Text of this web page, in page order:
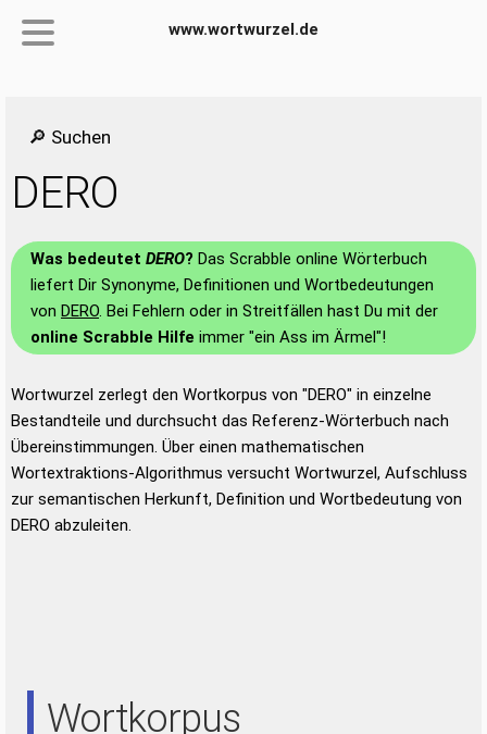
www.wortwurzel.de
🔎 Suchen
DERO
Was bedeutet DERO? Das Scrabble online Wörterbuch
liefert Dir Synonyme, Definitionen und Wortbedeutungen
von DERO. Bei Fehlern oder in Streitfällen hast Du mit der
online Scrabble Hilfe immer "ein Ass im Ärmel"!
Wortwurzel zerlegt den Wortkorpus von "DERO" in einzelne
Bestandteile und durchsucht das Referenz-Wörterbuch nach
Übereinstimmungen. Über einen mathematischen
Wortextraktions-Algorithmus versucht Wortwurzel, Aufschluss
zur semantischen Herkunft, Definition und Wortbedeutung von
DERO abzuleiten.
Wortkorpus